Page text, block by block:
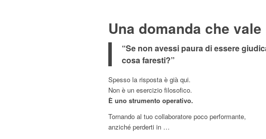
Una domanda che
“Se non avessi paura di essere
cosa faresti?”
Spesso la risposta è già qui.
Non è un esercizio filosofico.
È uno strumento operativo.
Tornando al tuo collaboratore poco performante,
anziché perderti in …